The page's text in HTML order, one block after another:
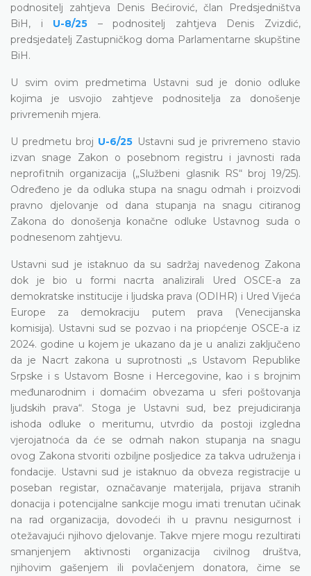
podnositelj zahtjeva Denis Bećirović, član Predsjedništva
BiH, i U-8/25 – podnositelj zahtjeva Denis Zvizdić,
predsjedatelj Zastupničkog doma Parlamentarne skupštine
BiH.
U svim ovim predmetima Ustavni sud je donio odluke
kojima je usvojio zahtjeve podnositelja za donošenje
privremenih mjera.
U predmetu broj U-6/25 Ustavni sud je privremeno stavio
izvan snage Zakon o posebnom registru i javnosti rada
neprofitnih organizacija („Službeni glasnik RS“ broj 19/25).
Određeno je da odluka stupa na snagu odmah i proizvodi
pravno djelovanje od dana stupanja na snagu citiranog
Zakona do donošenja konačne odluke Ustavnog suda o
podnesenom zahtjevu.
Ustavni sud je istaknuo da su sadržaj navedenog Zakona
dok je bio u formi nacrta analizirali Ured OSCE-a za
demokratske institucije i ljudska prava (ODIHR) i Ured Vijeća
Europe za demokraciju putem prava (Venecijanska
komisija). Ustavni sud se pozvao i na priopćenje OSCE-a iz
2024. godine u kojem je ukazano da je u analizi zaključeno
da je Nacrt zakona u suprotnosti „s Ustavom Republike
Srpske i s Ustavom Bosne i Hercegovine, kao i s brojnim
međunarodnim i domaćim obvezama u sferi poštovanja
ljudskih prava“. Stoga je Ustavni sud, bez prejudiciranja
ishoda odluke o meritumu, utvrdio da postoji izgledna
vjerojatnoća da će se odmah nakon stupanja na snagu
ovog Zakona stvoriti ozbiljne posljedice za takva udruženja i
fondacije. Ustavni sud je istaknuo da obveza registracije u
poseban registar, označavanje materijala, prijava stranih
donacija i potencijalne sankcije mogu imati trenutan učinak
na rad organizacija, dovodeći ih u pravnu nesigurnost i
otežavajući njihovo djelovanje. Takve mjere mogu rezultirati
smanjenjem aktivnosti organizacija civilnog društva,
njihovim gašenjem ili povlačenjem donatora, čime se